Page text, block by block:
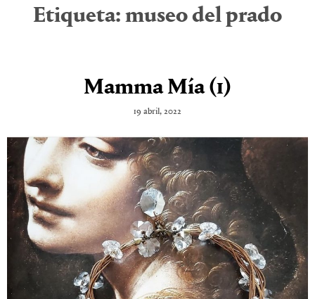
Etiqueta: museo del prado
Mamma Mía (1)
19 abril, 2022